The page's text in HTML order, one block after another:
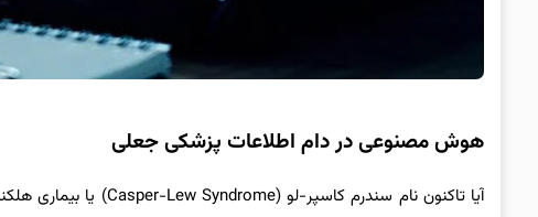
هوش مصنوعی در دام اطلاعات پزشکی جعلی